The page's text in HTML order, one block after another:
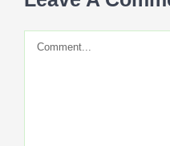
Comment